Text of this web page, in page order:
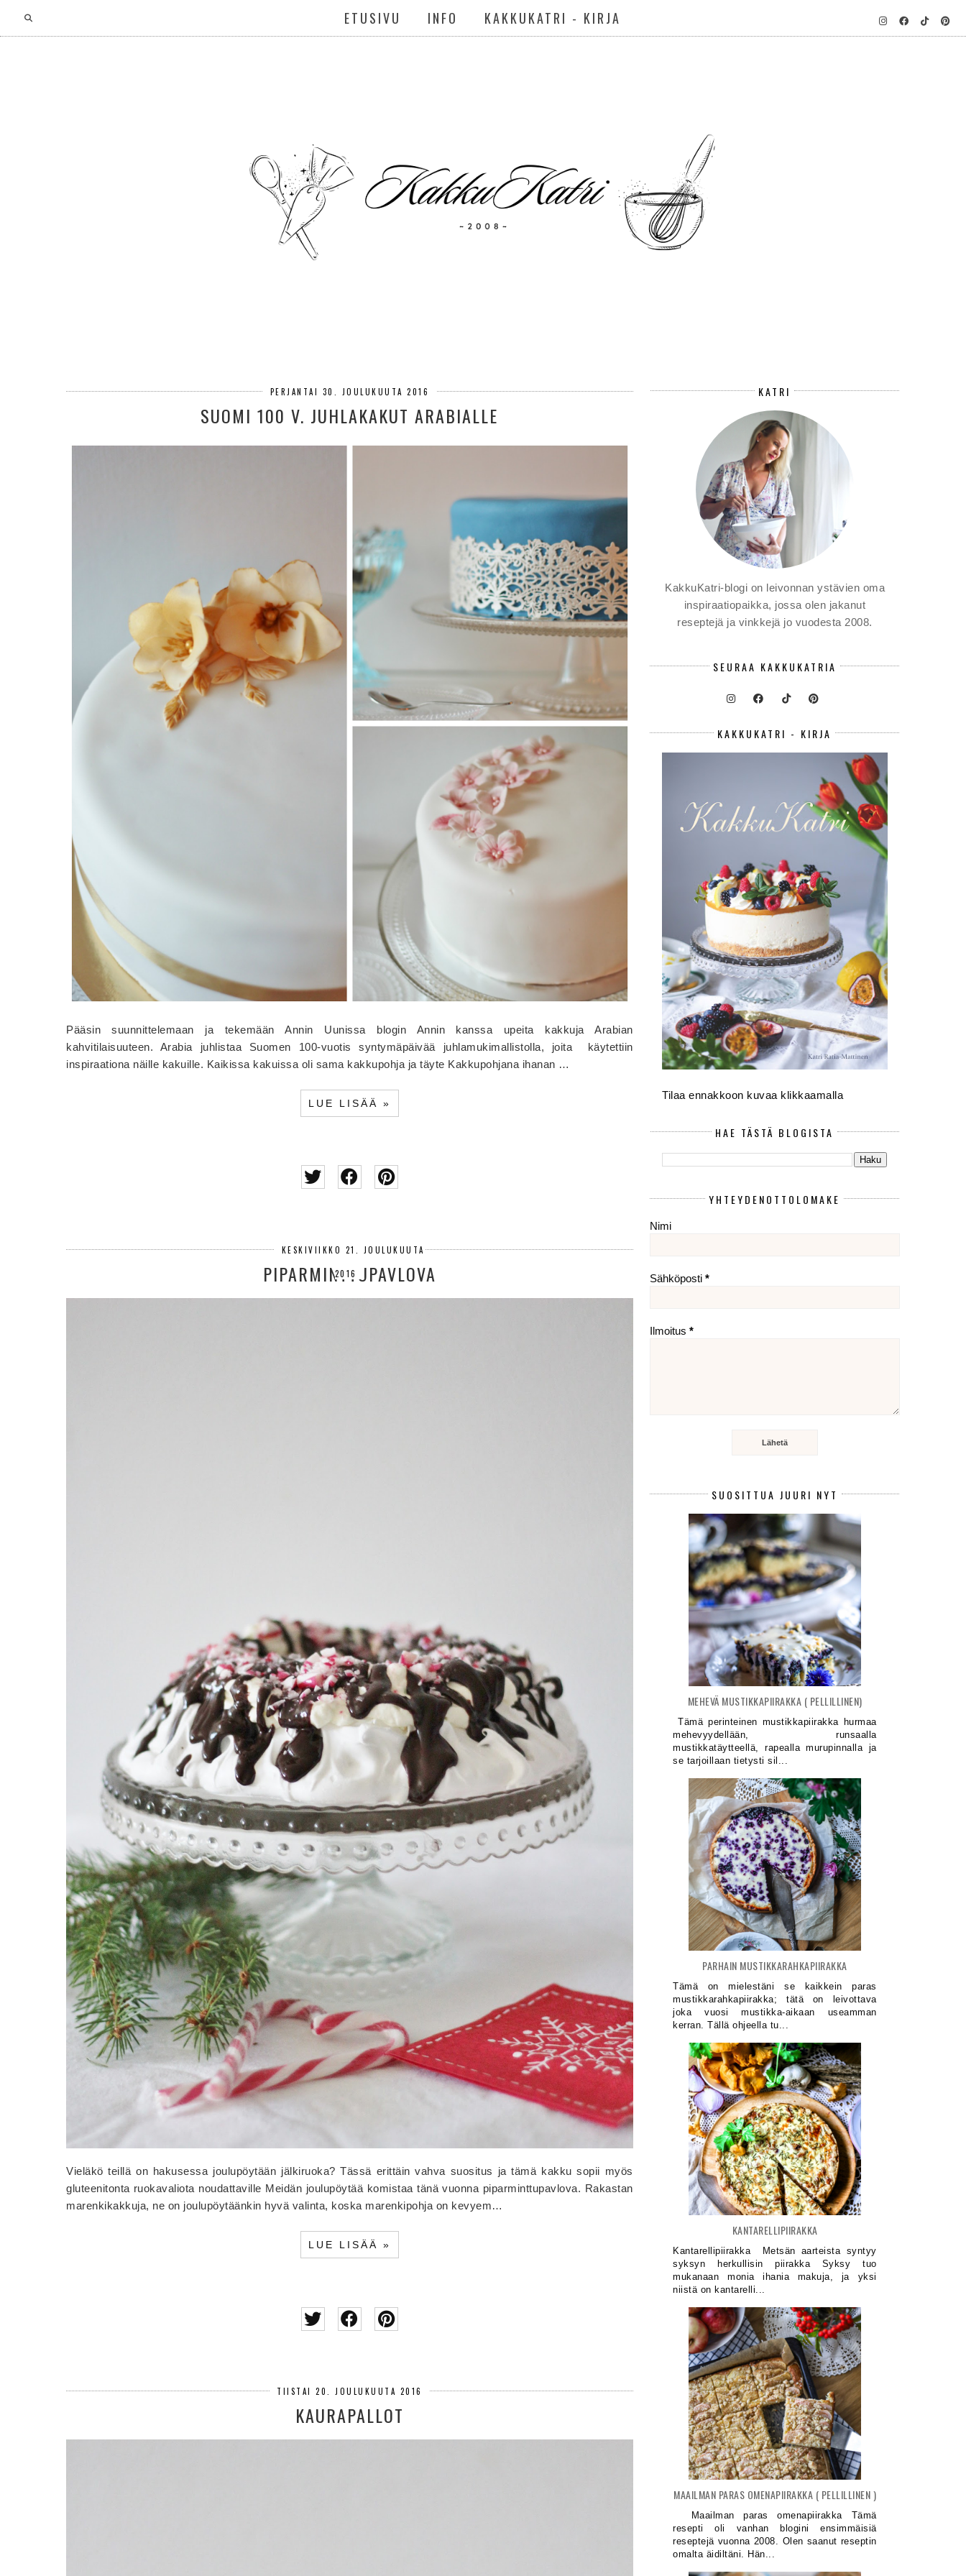
ETUSIVU INFO KAKKUKATRI - KIRJA
PERJANTAI 30. JOULUKUUTA 2016
SUOMI 100 V. JUHLAKAKUT ARABIALLE
Pääsin suunnittelemaan ja tekemään Annin Uunissa blogin Annin kanssa upeita kakkuja Arabian
kahvitilaisuuteen. Arabia juhlistaa Suomen 100-vuotis syntymäpäivää juhlamukimallistolla, joita käytettiin
inspiraationa näille kakuille. Kaikissa kakuissa oli sama kakkupohja ja täyte Kakkupohjana ihanan …
LUE LISÄÄ »
KESKIVIIKKO 21. JOULUKUUTA
2016
PIPARMINTTUPAVLOVA
Vieläkö teillä on hakusessa joulupöytään jälkiruoka? Tässä erittäin vahva suositus ja tämä kakku sopii myös
gluteenitonta ruokavaliota noudattaville Meidän joulupöytää komistaa tänä vuonna piparminttupavlova. Rakastan
marenkikakkuja, ne on joulupöytäänkin hyvä valinta, koska marenkipohja on kevyem…
LUE LISÄÄ »
TIISTAI 20. JOULUKUUTA 2016
KAURAPALLOT
KATRI
KakkuKatri-blogi on leivonnan ystävien oma
inspiraatiopaikka, jossa olen jakanut
reseptejä ja vinkkejä jo vuodesta 2008.
SEURAA KAKKUKATRIA
KAKKUKATRI - KIRJA
Tilaa ennakkoon kuvaa klikkaamalla
HAE TÄSTÄ BLOGISTA
YHTEYDENOTTOLOMAKE
Nimi
Sähköposti *
Ilmoitus *
SUOSITTUA JUURI NYT
MEHEVÄ MUSTIKKAPIIRAKKA ( PELLILLINEN)
Tämä perinteinen mustikkapiirakka hurmaa
mehevyydellään, runsaalla
mustikkatäytteellä, rapealla murupinnalla ja
se tarjoillaan tietysti sil...
PARHAIN MUSTIKKARAHKAPIIRAKKA
Tämä on mielestäni se kaikkein paras
mustikkarahkapiirakka; tätä on leivottava
joka vuosi mustikka-aikaan useamman
kerran. Tällä ohjeella tu...
KANTARELLIPIIRAKKA
Kantarellipiirakka Metsän aarteista syntyy
syksyn herkullisin piirakka Syksy tuo
mukanaan monia ihania makuja, ja yksi
niistä on kantarelli...
MAAILMAN PARAS OMENAPIIRAKKA ( PELLILLINEN )
Maailman paras omenapiirakka Tämä
resepti oli vanhan blogini ensimmäisiä
reseptejä vuonna 2008. Olen saanut reseptin
omalta äidiltäni. Hän...